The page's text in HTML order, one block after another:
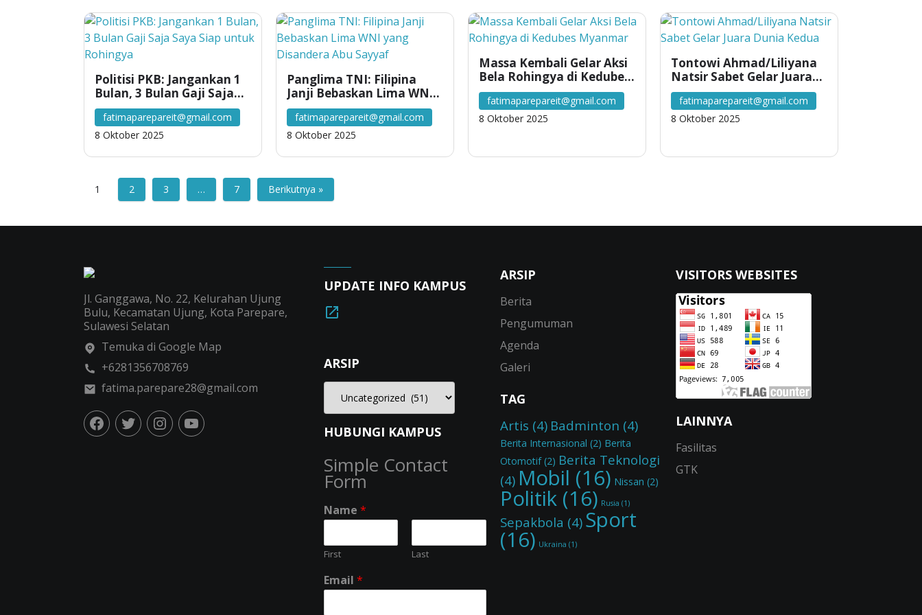
Politisi PKB: Jangankan 1
Bulan, 3 Bulan Gaji Saja
Saya Siap untuk Rohingya
fatimaparepareit@gmail.com
8 Oktober 2025
Panglima TNI: Filipina
Janji Bebaskan Lima WNI
yang Disandera Abu
Sayyaf
fatimaparepareit@gmail.com
8 Oktober 2025
Massa Kembali Gelar Aksi
Bela Rohingya di Kedubes
Myanmar
fatimaparepareit@gmail.com
8 Oktober 2025
Tontowi Ahmad/Liliyana
Natsir Sabet Gelar Juara
Dunia Kedua
fatimaparepareit@gmail.com
8 Oktober 2025
1 2 3 … 7 Berikutnya »
Jl. Ganggawa, No. 22, Kelurahan Ujung
Bulu, Kecamatan Ujung, Kota Parepare,
Sulawesi Selatan
Temuka di Google Map
+6281356708769
fatima.parepare28@gmail.com
UPDATE INFO KAMPUS
ARSIP
HUBUNGI KAMPUS
Simple Contact
Form
Name *
First Last
Email *
ARSIP
Berita
Pengumuman
Agenda
Galeri
TAG
Artis (4) Badminton (4)
Berita Internasional (2) Berita
Otomotif(2) Berita Teknologi
(4) Mobil (16) Nissan (2)
Politik(16) Rusia (1)
Sepakbola (4) Sport
(16) Ukraina (1)
VISITORS WEBSITES
LAINNYA
Fasilitas
GTK